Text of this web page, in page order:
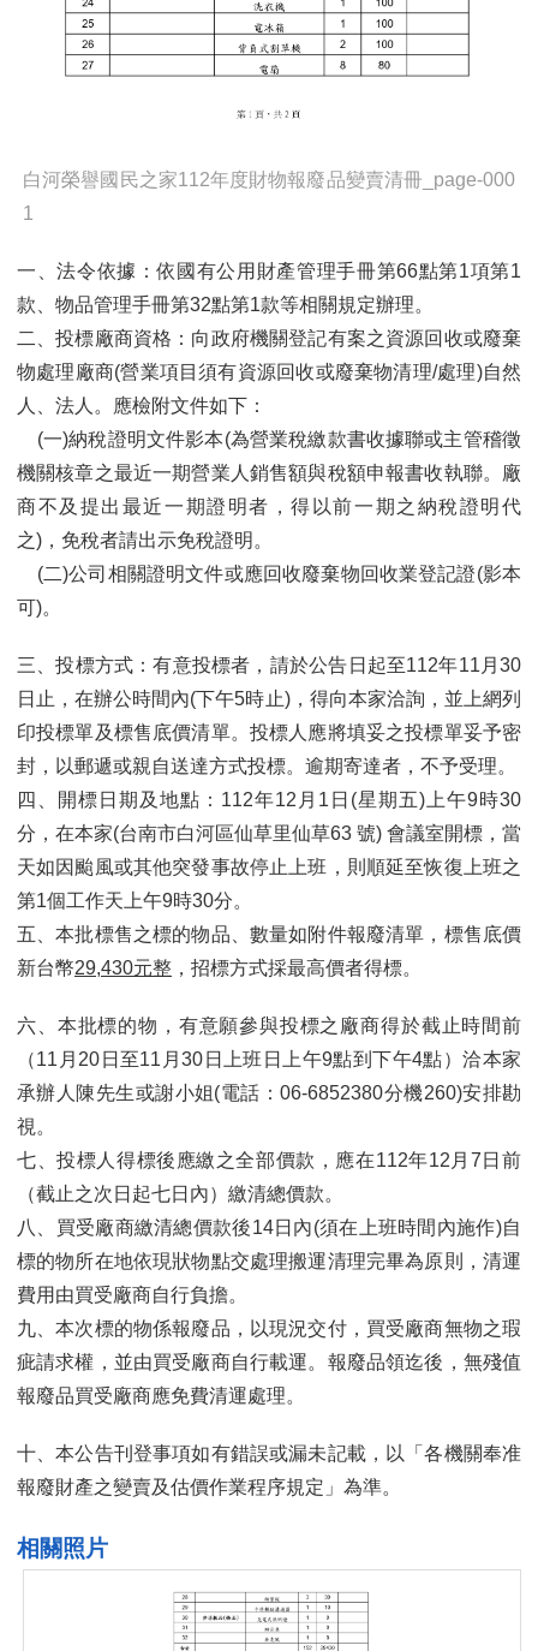
白河榮譽國民之家112年度財物報廢品變賣清冊_page-000
1
一、法令依據：依國有公用財產管理手冊第66點第1項第1
款、物品管理手冊第32點第1款等相關規定辦理。
二、投標廠商資格：向政府機關登記有案之資源回收或廢棄
物處理廠商(營業項目須有資源回收或廢棄物清理/處理)自然
人、法人。應檢附文件如下：
(一)納稅證明文件影本(為營業稅繳款書收據聯或主管稽徵
機關核章之最近一期營業人銷售額與稅額申報書收執聯。廠
商不及提出最近一期證明者，得以前一期之納稅證明代
之)，免稅者請出示免稅證明。
(二)公司相關證明文件或應回收廢棄物回收業登記證(影本
可)。
三、投標方式：有意投標者，請於公告日起至112年11月30
日止，在辦公時間內(下午5時止)，得向本家洽詢，並上網列
印投標單及標售底價清單。投標人應將填妥之投標單妥予密
封，以郵遞或親自送達方式投標。逾期寄達者，不予受理。
四、開標日期及地點：112年12月1日(星期五)上午9時30
分，在本家(台南市白河區仙草里仙草63 號) 會議室開標，當
天如因颱風或其他突發事故停止上班，則順延至恢復上班之
第1個工作天上午9時30分。
五、本批標售之標的物品、數量如附件報廢清單，標售底價
新台幣29,430元整 ，招標方式採最高價者得標。
六、本批標的物，有意願參與投標之廠商得於截止時間前
（11月20日至11月30日上班日上午9點到下午4點）洽本家
承辦人陳先生或謝小姐(電話：06-6852380分機260)安排勘
視。
七、投標人得標後應繳之全部價款，應在112年12月7日前
（截止之次日起七日內）繳清總價款。
八、買受廠商繳清總價款後14日內(須在上班時間內施作)自
標的物所在地依現狀物點交處理搬運清理完畢為原則，清運
費用由買受廠商自行負擔。
九、本次標的物係報廢品，以現況交付，買受廠商無物之瑕
疵請求權，並由買受廠商自行載運。報廢品領迄後，無殘值
報廢品買受廠商應免費清運處理。
十、本公告刊登事項如有錯誤或漏未記載，以「各機關奉准
報廢財產之變賣及估價作業程序規定」為準。
相關照片